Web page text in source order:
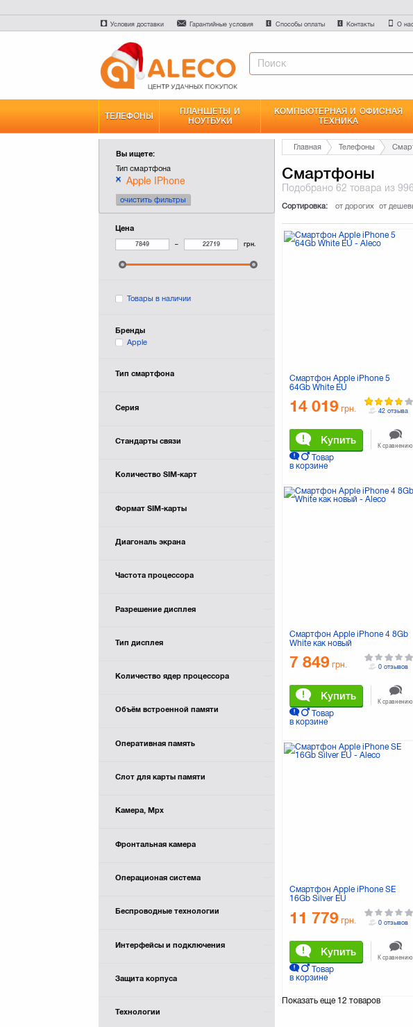
Условия доставки Гарантийные условия Способы оплаты Контакты О
ТЕЛЕФОНЫ
ПЛАНШЕТЫ И
НОУТБУКИ
КОМПЬЮТЕРНАЯ И ОФИСНАЯ
ТЕХНИКА
Вы ищете:
Тип смартфона
Apple IPhone
очистить фильтры
Цена
– грн.
Товары в наличии
Бренды
Apple
Тип смартфона
Серия
Стандарты связи
Количество SIM-карт
Формат SIM-карты
Диагональ экрана
Частота процессора
Разрешение дисплея
Тип дисплея
Количество ядер процессора
Объём встроенной памяти
Оперативная память
Слот для карты памяти
Камера, Mpx
Фронтальная камера
Операционая система
Беспроводные технологии
Интерфейсы и подключения
Защита корпуса
Технологии
Главная Телефоны
Смартфоны
Подобрано62 товара из 996
Сортировка: от дорогих от
Смартфон Apple iPhone 5
64Gb White EU
14 019 грн.
Купить
Товар
в корзине
42 отзыва
К сравнению
Смартфон Apple iPhone 4 8Gb
White как новый
7 849 грн.
Купить
Товар
в корзине
0 отзывов
К сравнению
Смартфон Apple iPhone SE
16Gb Silver EU
11 779 грн.
Купить
Товар
в корзине
0 отзывов
К сравнению
Показать еще 12 товаров